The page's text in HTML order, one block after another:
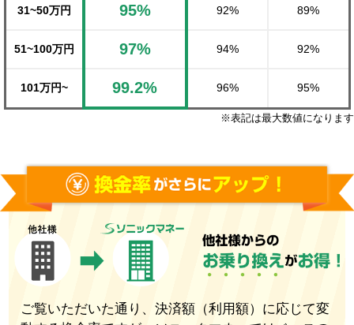
31~50万円 95% 92% 89%
51~100万円 97% 94% 92%
101万円~ 99.2% 96% 95%
※表記は最大数値になります
ご覧いただいた通り、決済額（利用額）に応じて変